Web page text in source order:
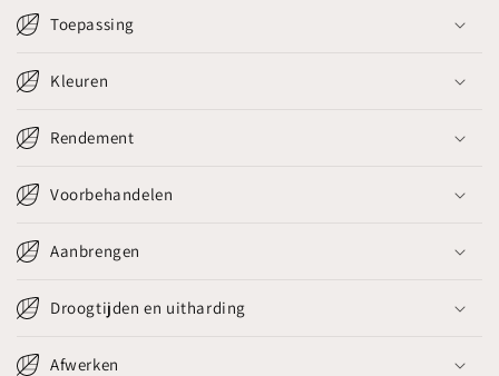
Toepassing
Kleuren
Rendement
Voorbehandelen
Aanbrengen
Droogtijden en uitharding
Afwerken